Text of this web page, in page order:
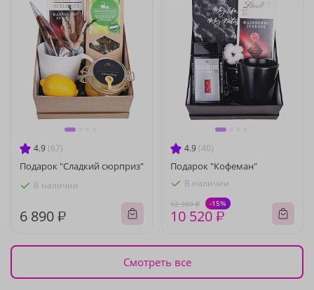
4.9 (67)
Подарок "Сладкий сюрприз"
В наличии
6 890 ₽
4.9 (40)
Подарок "Кофеман"
В наличии
12 380 ₽ -15%
10 520 ₽
Смотреть все